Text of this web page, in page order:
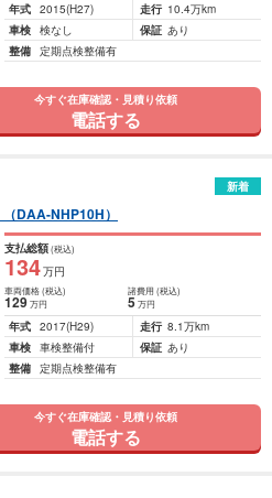
年式 2015(H27) 走行 10.4万km
車検 検なし 保証 あり
整備 定期点検整備有
今すぐ在庫確認・見積り依頼
電話する
新着
（DAA-NHP10H）
支払総額(税込)
134万円
車両価格(税込)
129万円
諸費用 (税込)
5 万円
年式 2017(H29) 走行 8.1万km
車検 車検整備付 保証 あり
整備 定期点検整備有
今すぐ在庫確認・見積り依頼
電話する